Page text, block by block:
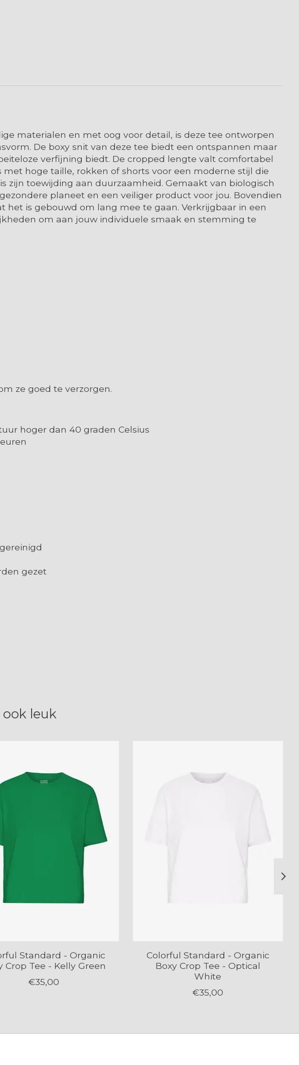
materialen en met oog voor detail, is deze tee ontworpen
De boxy snit van deze tee biedt een ontspannen maar
verfijning biedt. De cropped lengte valt comfortabel
hoge taille, rokken of shorts voor een moderne stijl die
zijn toewijding aan duurzaamheid. Gemaakt van biologisch
planeet en een veiliger product voor jou. Bovendien
is gebouwd om lang mee te gaan. Verkrijgbaar in een
om aan jouw individuele smaak en stemming te
ze goed te verzorgen.
hoger dan 40 graden Celsius
gezet
leuk
Standard - Organic
Crop Tee - Kelly Green
€35,00
Colorful Standard - Organic
Boxy Crop Tee - Optical
White
€35,00